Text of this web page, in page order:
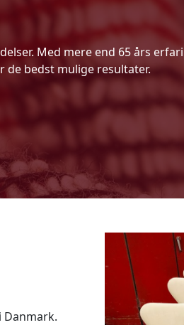
Med mere end 65 års
de bedst mulige resultater.